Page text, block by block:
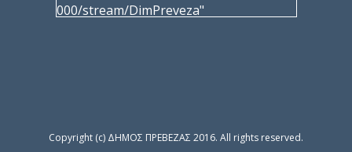
000/stream/DimPreveza"
facebook="https://www.facebook.com/%
Copyright (c) ΔΗΜΟΣ ΠΡΕΒΕΖΑΣ 2016. All rights reserved.